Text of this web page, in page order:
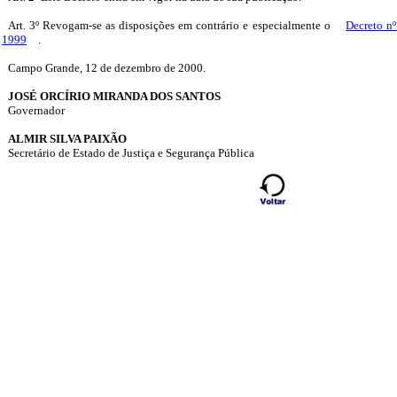
Art. 3º Revogam-se as disposições em contrário e especialmente o
Decreto
1999
.
Campo Grande, 12 de dezembro de 2000.
JOSÉ ORCÍRIO MIRANDA DOS SANTOS
Governador
ALMIR SILVA PAIXÃO
Secretário de Estado de Justiça e Segurança Pública